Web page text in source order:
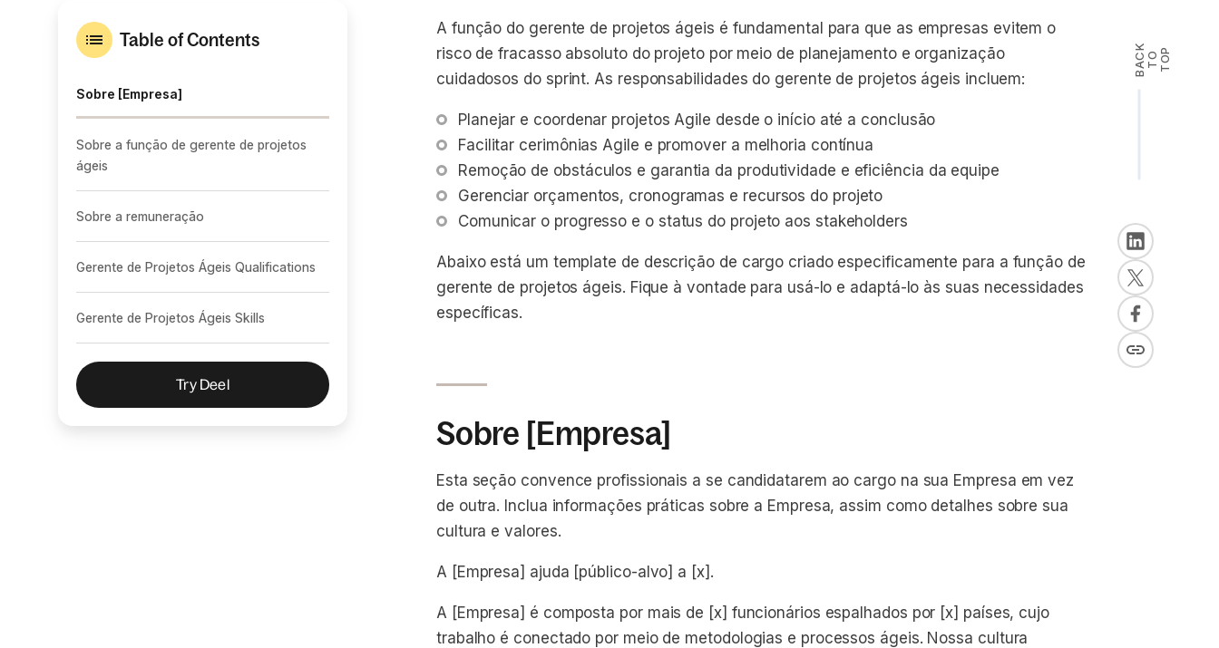
Table of Contents
Sobre [Empresa]
Sobre a função de gerente de projetos
ágeis
Sobre a remuneração
Gerente de Projetos Ágeis Qualifications
Gerente de Projetos Ágeis Skills
Try Deel
A função do gerente de projetos ágeis é fundamental para que as empresas evitem o
risco de fracasso absoluto do projeto por meio de planejamento e organização
cuidadosos do sprint. As responsabilidades do gerente de projetos ágeis incluem:
Planejar e coordenar projetos Agile desde o início até a conclusão
Facilitar cerimônias Agile e promover a melhoria contínua
Remoção de obstáculos e garantia da produtividade e eficiência da equipe
Gerenciar orçamentos, cronogramas e recursos do projeto
Comunicar o progresso e o status do projeto aos stakeholders
Abaixo está um template de descrição de cargo criado especificamente para a função de
gerente de projetos ágeis. Fique à vontade para usá-lo e adaptá-lo às suas necessidades
específicas.
Sobre [Empresa]
Esta seção convence profissionais a se candidatarem ao cargo na sua Empresa em vez
de outra. Inclua informações práticas sobre a Empresa, assim como detalhes sobre sua
cultura e valores.
A [Empresa] ajuda [público-alvo] a [x].
A [Empresa] é composta por mais de [x] funcionários espalhados por [x] países, cujo
trabalho é conectado por meio de metodologias e processos ágeis. Nossa cultura
B
A C
K
T O
T
O P